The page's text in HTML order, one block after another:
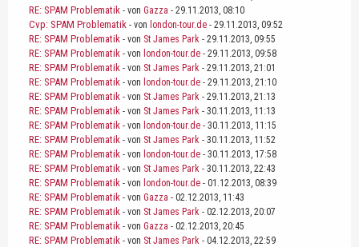
RE: SPAM Problematik - von Gazza - 29.11.2013, 08:10
Cvp: SPAM Problematik - von london-tour.de - 29.11.2013, 09:52
RE: SPAM Problematik - von St James Park - 29.11.2013, 09:55
RE: SPAM Problematik - von london-tour.de - 29.11.2013, 09:58
RE: SPAM Problematik - von St James Park - 29.11.2013, 21:01
RE: SPAM Problematik - von london-tour.de - 29.11.2013, 21:10
RE: SPAM Problematik - von St James Park - 29.11.2013, 21:13
RE: SPAM Problematik - von St James Park - 30.11.2013, 11:13
RE: SPAM Problematik - von london-tour.de - 30.11.2013, 11:15
RE: SPAM Problematik - von St James Park - 30.11.2013, 11:52
RE: SPAM Problematik - von london-tour.de - 30.11.2013, 17:58
RE: SPAM Problematik - von St James Park - 30.11.2013, 22:43
RE: SPAM Problematik - von london-tour.de - 01.12.2013, 08:39
RE: SPAM Problematik - von Gazza - 02.12.2013, 11:43
RE: SPAM Problematik - von St James Park - 02.12.2013, 20:07
RE: SPAM Problematik - von Gazza - 02.12.2013, 20:45
RE: SPAM Problematik - von St James Park - 04.12.2013, 22:59